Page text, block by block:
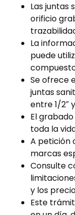
Las juntas
orificio
La
puede
Se ofrece
juntas
entre 1/2″
El
toda la
A petición
marcas
Consulte
y los
Este